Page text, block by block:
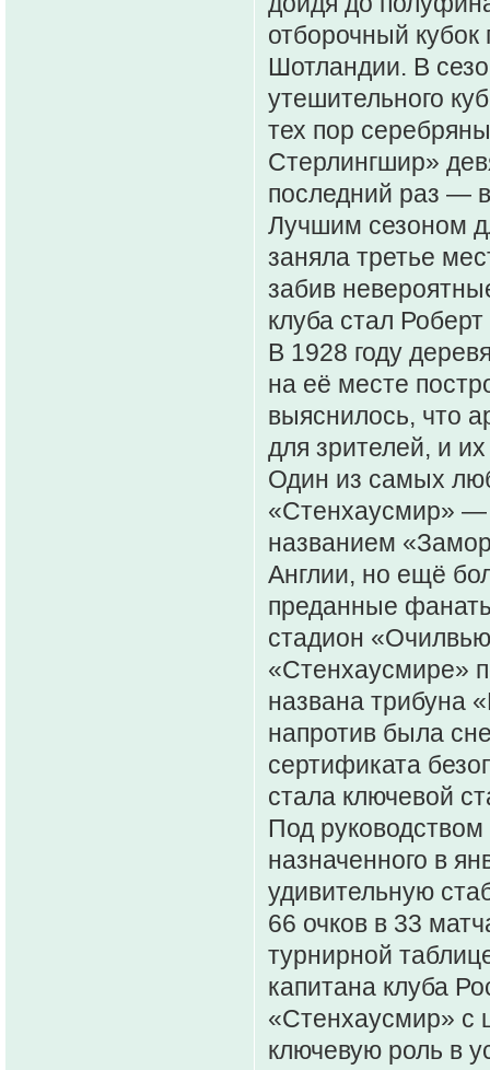
отборочный кубок
Шотландии. В
утешительного
тех пор
Стерлингшир»
последний раз —
Лучшим сезоном
заняла третье
забив
клуба стал
В 1928 году
на её месте
выяснилось, что
для зрителей, и
Один из самых
«Стенхаусмир» —
названием
Англии, но ещё
преданные
стадион
«Стенхаусмире»
названа трибуна
напротив была
сертификата
стала ключевой
Под
назначенного в
удивительную
66 очков в 33
турнирной
капитана клуба
«Стенхаусмир» с
ключевую роль в